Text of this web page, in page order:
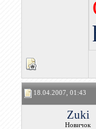
18.04.2007, 01:43
Zuki
Новичок